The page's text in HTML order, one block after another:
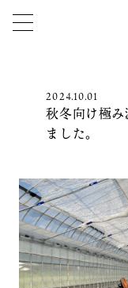
2024.10.01
秋冬向け極
ました。